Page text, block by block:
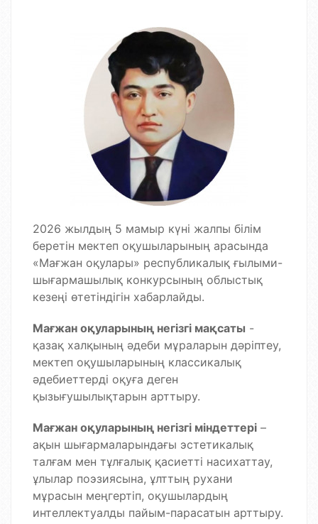
2026 жылдың 5 мамыр күні жалпы білім
беретін мектеп оқушыларының арасында
«Мағжан оқулары» республикалық ғылыми-
шығармашылық конкурсының облыстық
кезеңі өтетіндігін хабарлайды.
Мағжан оқуларының негізгі мақсаты -
қазақ халқының әдеби мұраларын дәріптеу,
мектеп оқушыларының классикалық
әдебиеттерді оқуға деген
қызығушылықтарын арттыру.
Мағжан оқуларының негізгі міндеттері –
ақын шығармаларындағы эстетикалық
талғам мен тұлғалық қасиетті насихаттау,
ұлылар поэзиясына, ұлттың рухани
мұрасын меңгертіп, оқушылардың
интеллектуалды пайым-парасатын арттыру.